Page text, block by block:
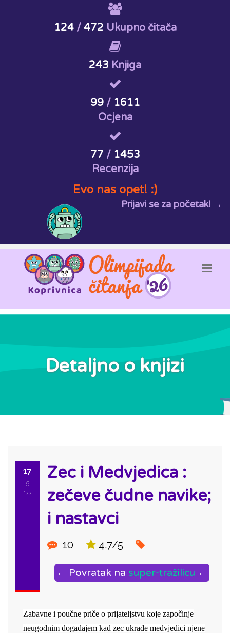
124/ 472 Ukupno čitača
243 Knjiga
99/ 1611
Ocjena
77 / 1453
Recenzija
Evo nas opet! :)
Prijavi se za početak! →
Detaljno o knjizi
17
5
'22
Zec i Medvjedica :
zečeve čudne navike;
i nastavci
10 4,7/5
← Povratak na super-tražilicu ←
Zabavne i poučne priče o prijateljstvu koje započinje
neugodnim događajem kad zec ukrade medvjedici njene